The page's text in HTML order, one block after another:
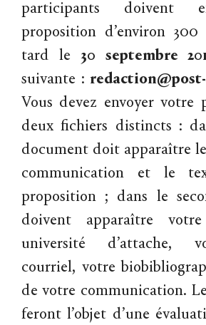
participants doivent
proposition d’environ
tard le 30 septembre
suivante :
Vous devez envoyer votre
deux fichiers distincts :
document doit apparaître
communication et le
proposition ; dans le
doivent apparaître
université d’attache,
courriel, votre
de votre communication.
feront l’objet d’une